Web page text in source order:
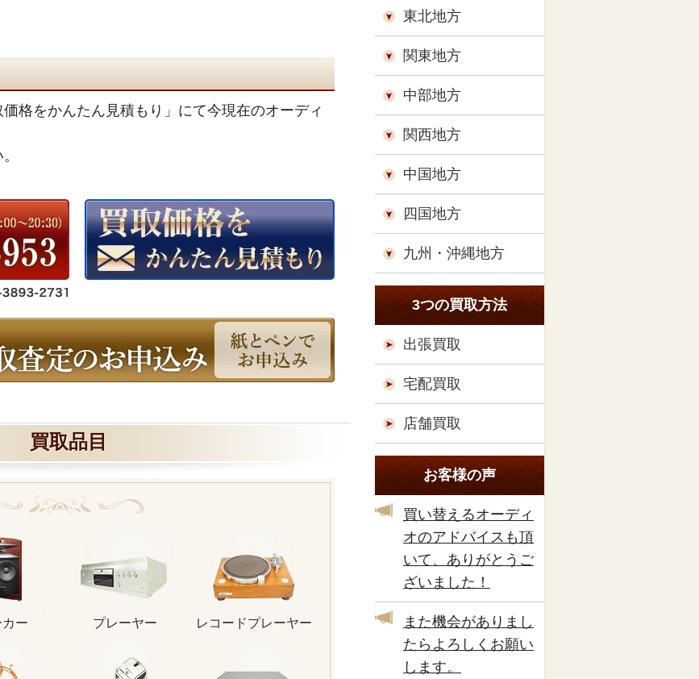
格をかんたん見積もり」にて今現在のオーディ
買取品目
カー プレーヤー レコードプレーヤー
東北地方
関東地方
中部地方
関西地方
中国地方
四国地方
九州・沖縄地方
3つの買取方法
出張買取
宅配買取
店舗買取
お客様の声
買い替えるオーディ
オのアドバイスも頂
いて、ありがとうご
ざいました！
また機会がありまし
たらよろしくお願い
します。